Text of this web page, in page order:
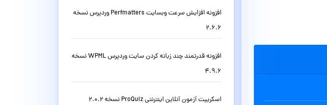
افزونه افزایش سرعت وبسایت Perfmatters وردپرس نسخه
2.6.6
افزونه قدرتمند چند زبانه کردن سایت وردپرس WPML نسخه
4.9.6
اسکریپت آزمون آنلاین اینترنتی ProQuiz نسخه 2.0.2